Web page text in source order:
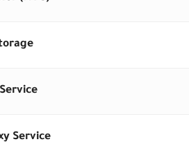
Service